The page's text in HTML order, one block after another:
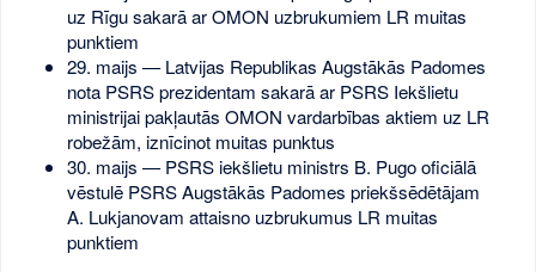
uz Rīgu sakarā ar OMON uzbrukumiem LR muitas
punktiem
29. maijs — Latvijas Republikas Augstākās Padomes
nota PSRS prezidentam sakarā ar PSRS Iekšlietu
ministrijai pakļautās OMON vardarbības aktiem uz LR
robežām, iznīcinot muitas punktus
30. maijs — PSRS iekšlietu ministrs B. Pugo oficiālā
vēstulē PSRS Augstākās Padomes priekšsēdētājam
A. Lukjanovam attaisno uzbrukumus LR muitas
punktiem